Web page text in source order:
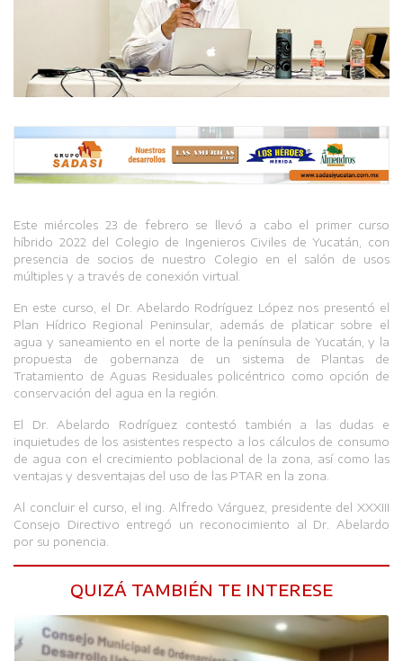
Este miércoles 23 de febrero se llevó a cabo el primer curso
híbrido 2022 del Colegio de Ingenieros Civiles de Yucatán, con
presencia de socios de nuestro Colegio en el salón de usos
múltiples y a través de conexión virtual.
En este curso, el Dr. Abelardo Rodríguez López nos presentó el
Plan Hídrico Regional Peninsular, además de platicar sobre el
agua y saneamiento en el norte de la península de Yucatán, y la
propuesta de gobernanza de un sistema de Plantas de
Tratamiento de Aguas Residuales policéntrico como opción de
conservación del agua en la región.
El Dr. Abelardo Rodríguez contestó también a las dudas e
inquietudes de los asistentes respecto a los cálculos de consumo
de agua con el crecimiento poblacional de la zona, así como las
ventajas y desventajas del uso de las PTAR en la zona.
Al concluir el curso, el ing. Alfredo Várguez, presidente del XXXIII
Consejo Directivo entregó un reconocimiento al Dr. Abelardo
por su ponencia.
QUIZÁ TAMBIÉN TE INTERESE